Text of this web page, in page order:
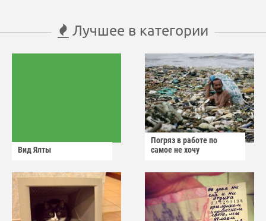
Лучшее в категории
Вид Ялты
Погряз в работе по
самое не хочу